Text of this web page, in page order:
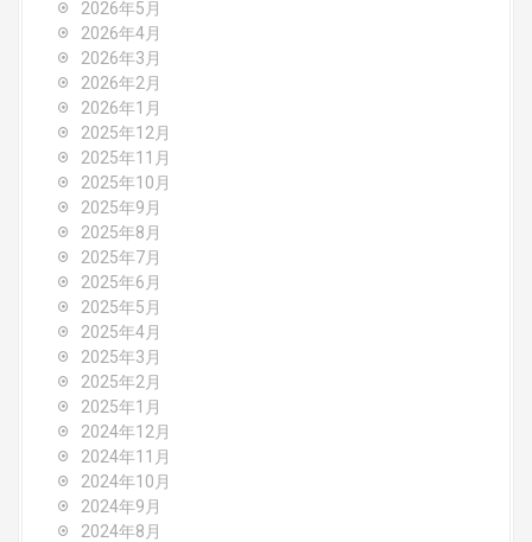
2026年5月
2026年4月
2026年3月
2026年2月
2026年1月
2025年12月
2025年11月
2025年10月
2025年9月
2025年8月
2025年7月
2025年6月
2025年5月
2025年4月
2025年3月
2025年2月
2025年1月
2024年12月
2024年11月
2024年10月
2024年9月
2024年8月